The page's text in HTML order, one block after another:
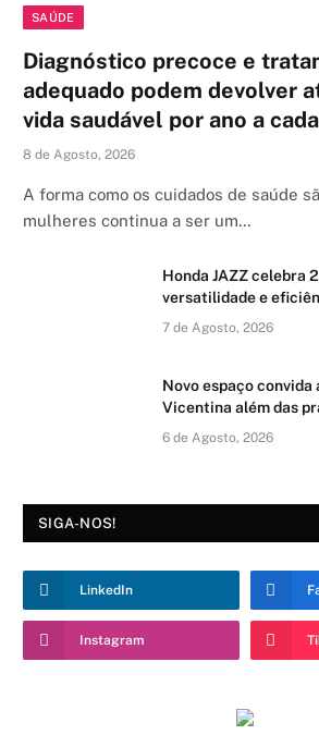
SAÚDE
Diagnóstico precoce e
adequado podem devolver
vida saudável por ano a
8 de Agosto, 2026
A forma como os cuidados de saúde
mulheres continua a ser um…
Honda JAZZ celebra
versatilidade e
7 de Agosto, 2026
Novo espaço convida
Vicentina além das
6 de Agosto, 2026
SIGA-NOS!
LinkedIn
Instagram